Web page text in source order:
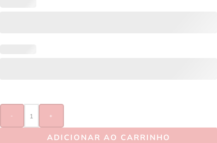
- +
ADICIONAR AO CARRINHO